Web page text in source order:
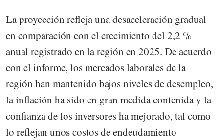
La proyección refleja una desaceleración gradual
en comparación con el crecimiento del 2,2 %
anual registrado en la región en 2025. De acuerdo
con el informe, los mercados laborales de la
región han mantenido bajos niveles de desempleo,
la inflación ha sido en gran medida contenida y la
confianza de los inversores ha mejorado, tal como
lo reflejan unos costos de endeudamiento